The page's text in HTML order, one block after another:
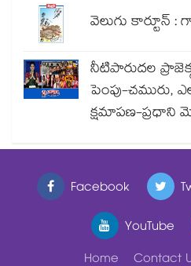
వెలుగు
నీటిపారుదల
పెంపు-చమురు,
క్షమాపణ-ప్రధాని
Facebook
YouTube
Home
Contact